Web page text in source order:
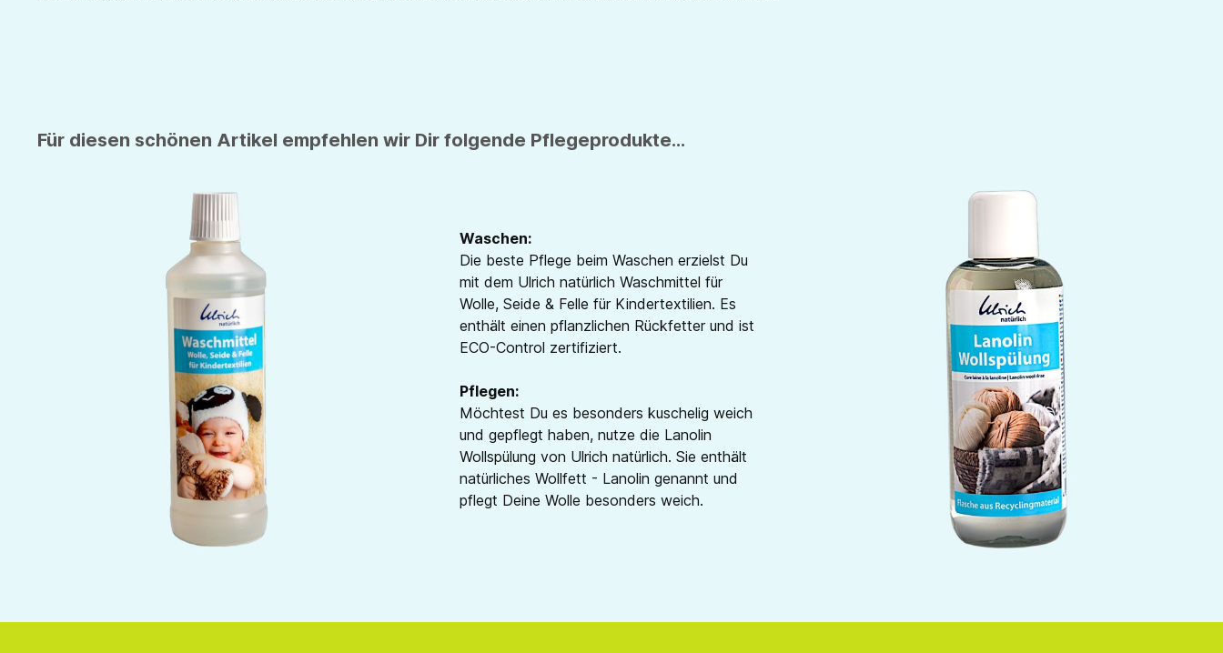
Für diesen schönen Artikel empfehlen wir Dir folgende Pflegeprodukte...
Waschen:
Die beste Pflege beim Waschen erzielst Du
mit dem Ulrich natürlich Waschmittel für
Wolle, Seide & Felle für Kindertextilien. Es
enthält einen pflanzlichen Rückfetter und ist
ECO-Control zertifiziert.
Pflegen:
Möchtest Du es besonders kuschelig weich
und gepflegt haben, nutze die Lanolin
Wollspülung von Ulrich natürlich. Sie enthält
natürliches Wollfett - Lanolin genannt und
pflegt Deine Wolle besonders weich.